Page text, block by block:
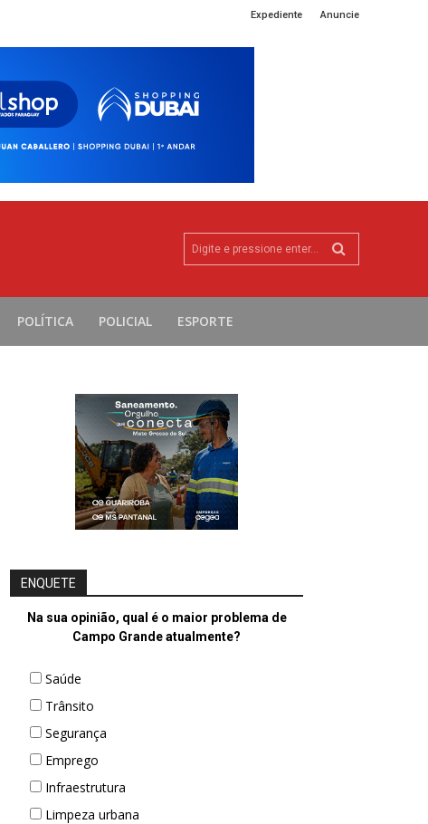
Expediente Anuncie
Digite e pressione enter...
POLÍTICA POLICIAL ESPORTE
ENQUETE
Na sua opinião, qual é o maior problema de
Campo Grande atualmente?
Saúde
Trânsito
Segurança
Emprego
Infraestrutura
Limpeza urbana